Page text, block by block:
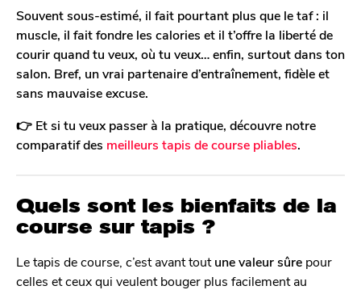
o
Souvent sous-estimé, il fait pourtant plus que le taf : il
muscle, il fait fondre les calories et il t’offre la liberté de
courir quand tu veux, où tu veux… enfin, surtout dans ton
salon. Bref, un vrai partenaire d’entraînement, fidèle et
sans mauvaise excuse.
👉 Et si tu veux passer à la pratique, découvre notre
comparatif des meilleurs tapis de course pliables.
Quels sont les bienfaits de la
course sur tapis ?
Le tapis de course, c’est avant toutune valeur sûre pour
celles et ceux qui veulent bouger plus facilement au